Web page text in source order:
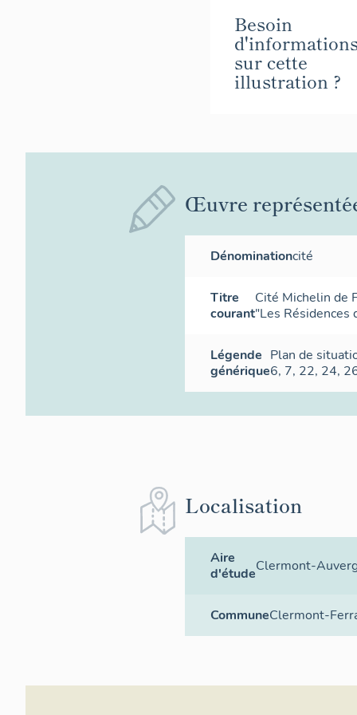
Besoin
sur cette
illustration ?
Œuvre
Dénominationcité
Titre
courant
Cité Michelin de
"Les Résidences
Légende
générique
Plan de
6, 7, 22, 24,
Localisation
Aire
d'étudeClermont-
CommuneClermont-